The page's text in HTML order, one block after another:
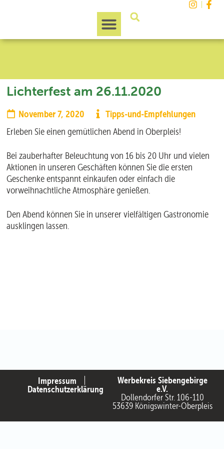
Lichterfest am 26.11.2020
November 7, 2020 Tipps-und-Empfehlungen
Erleben Sie einen gemütlichen Abend in Oberpleis!
Bei zauberhafter Beleuchtung von 16 bis 20 Uhr und vielen
Aktionen in unseren Geschäften können Sie die ersten
Geschenke entspannt einkaufen oder einfach die
vorweihnachtliche Atmosphäre genießen.
Den Abend können Sie in unserer vielfältigen Gastronomie
ausklingen lassen.
Impressum
Datenschutzerklärung
Werbekreis Siebengebirge
e.V.
Dollendorfer Str. 106-110
53639 Königswinter-Oberpleis